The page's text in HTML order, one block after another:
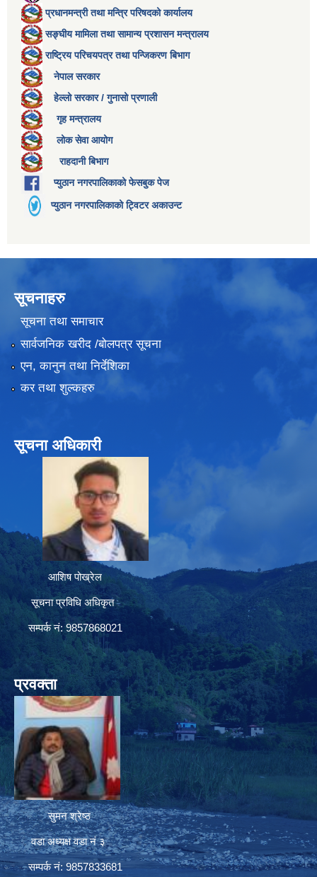
प्रधानमन्त्री तथा मन्त्रि परिषदको कार्यालय
सङ्घीय मामिला तथा सामान्य प्रशासन मन्त्रालय
राष्ट्रिय परिचयपत्र तथा पन्जिकरण बिभाग
नेपाल सरकार
हेल्लो सरकार / गुनासो प्रणाली
गृह मन्त्रालय
लोक सेवा आयोग
राहदानी बिभाग
प्युठान नगरपालिकाको फेसबुक पेज
प्युठान नगरपालिकाको ट्विटर अकाउन्ट
सूचनाहरु
सूचना तथा समाचार
सार्वजनिक खरीद /बोलपत्र सूचना
एन, कानुन तथा निर्देशिका
कर तथा शुल्कहरु
सूचना अधिकारी
आशिष पोख्रेल
सूचना प्रविधि अधिकृत
सम्पर्क नं: 9857868021
प्रवक्ता
सुमन श्रेष्ठ
वडा अध्यक्ष वडा नं ३
सम्पर्क नं: 9857833681